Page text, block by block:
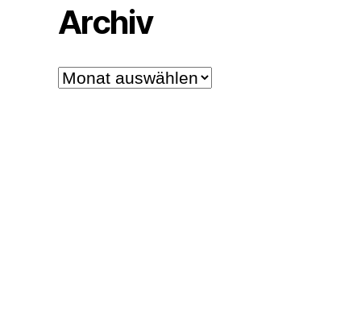
Archiv
Archiv